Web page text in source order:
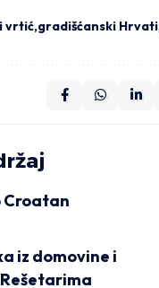
vrtić gradišćanski Hrvati
Croatan
iz domovine i